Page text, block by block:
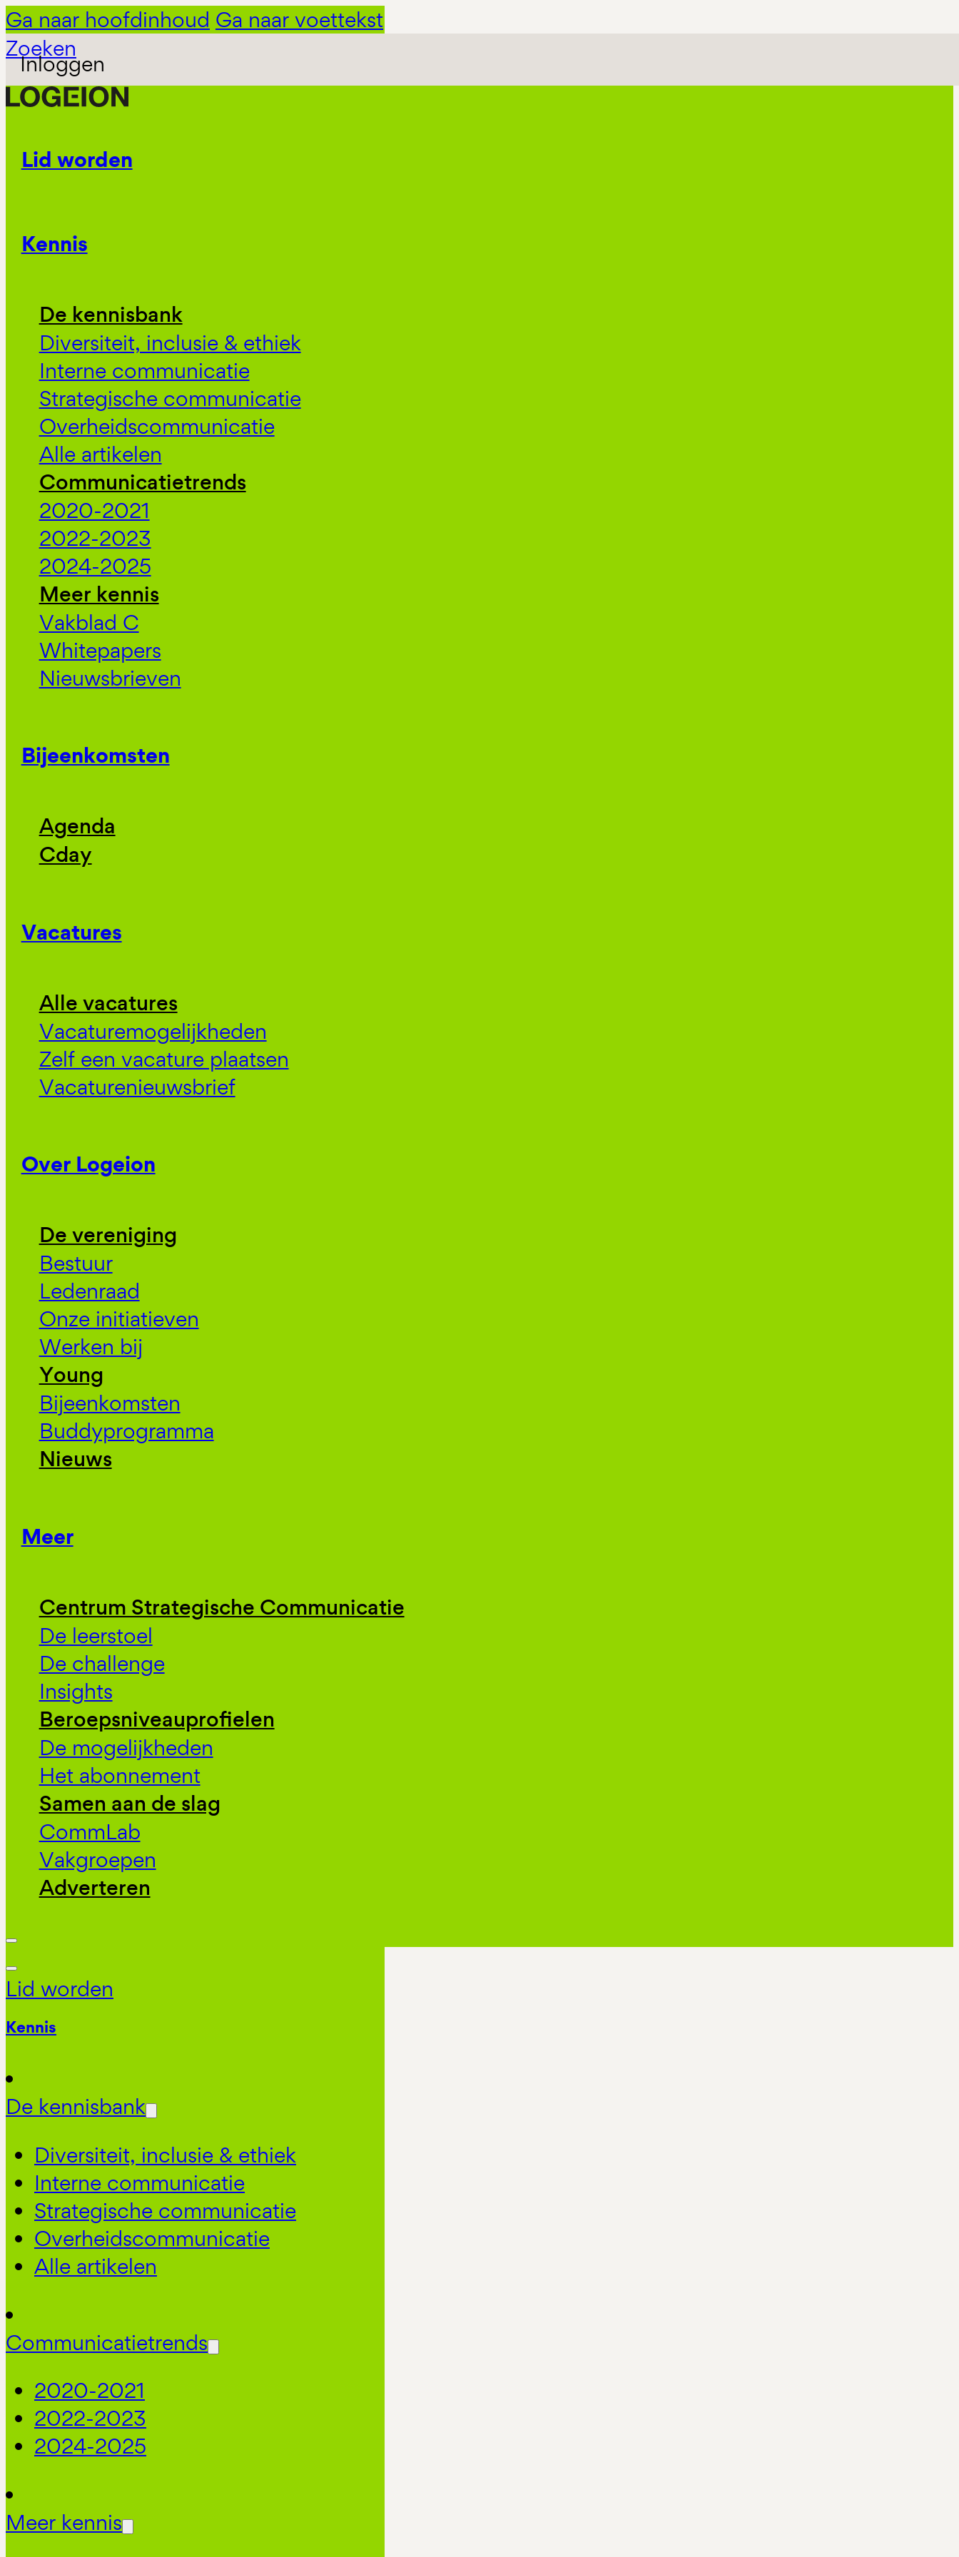
Ga naar hoofdinhoud Ga naar voettekst
Zoeken
Inloggen
Lid worden
Kennis
De kennisbank
Diversiteit, inclusie & ethiek
Interne communicatie
Strategische communicatie
Overheidscommunicatie
Alle artikelen
Communicatietrends
2020-2021
2022-2023
2024-2025
Meer kennis
Vakblad C
Whitepapers
Nieuwsbrieven
Bijeenkomsten
Agenda
Cday
Vacatures
Alle vacatures
Vacaturemogelijkheden
Zelf een vacature plaatsen
Vacaturenieuwsbrief
Over Logeion
De vereniging
Bestuur
Ledenraad
Onze initiatieven
Werken bij
Young
Bijeenkomsten
Buddyprogramma
Nieuws
Meer
Centrum Strategische Communicatie
De leerstoel
De challenge
Insights
Beroepsniveauprofielen
De mogelijkheden
Het abonnement
Samen aan de slag
CommLab
Vakgroepen
Adverteren
Lid worden
Kennis
De kennisbank
Diversiteit, inclusie & ethiek
Interne communicatie
Strategische communicatie
Overheidscommunicatie
Alle artikelen
Communicatietrends
2020-2021
2022-2023
2024-2025
Meer kennis